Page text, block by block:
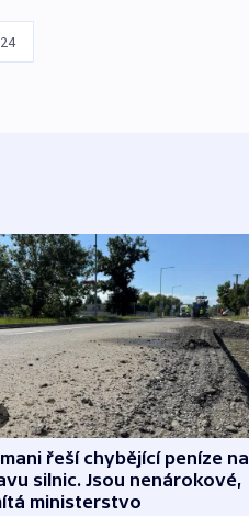
řeší chybějící peníze na
silnic. Jsou nenárokové,
ministerstvo